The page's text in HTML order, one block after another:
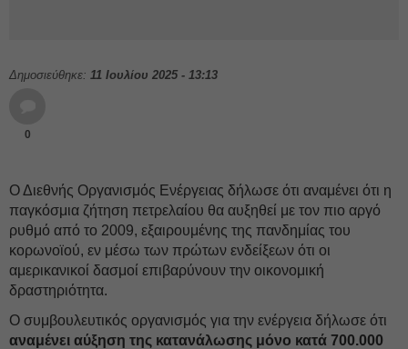
Δημοσιεύθηκε: 11 Ιουλίου 2025 - 13:13
0
Ο Διεθνής Οργανισμός Ενέργειας δήλωσε ότι αναμένει ότι η
παγκόσμια ζήτηση πετρελαίου θα αυξηθεί με τον πιο αργό
ρυθμό από το 2009, εξαιρουμένης της πανδημίας του
κορωνοϊού, εν μέσω των πρώτων ενδείξεων ότι οι
αμερικανικοί δασμοί επιβαρύνουν την οικονομική
δραστηριότητα.
Ο συμβουλευτικός οργανισμός για την ενέργεια δήλωσε ότι
αναμένει αύξηση της κατανάλωσης μόνο κατά 700.000